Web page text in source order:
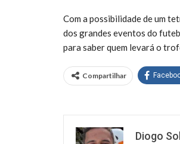
Com a possibilidade de um
dos grandes eventos do
para saber quem levará o
Compartilhar
Diogo